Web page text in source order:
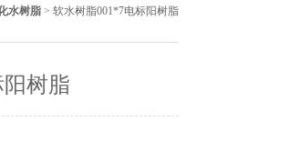
水树脂 > 软水树脂001*7电标阳树脂
树脂